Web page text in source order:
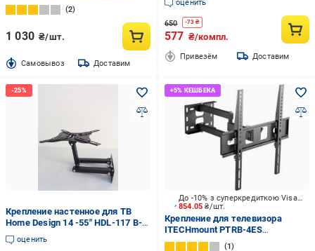
42"-90" черный
2
1 030 ₴/шт.
Cамовывоз Доставим
оценить
650 -73 ₴
577 ₴/компл.
Привезём Доставим
Крепление настенное для ТВ
Home Design 14 -55" HDL-117 B-2
(13054)
оценить
854.05₴/шт.
До -10% з суперкредиткою Visa Вигода
Крепление для телевизора
ITECHmount PTRB-4ES
поворотно-наклонные 38"-55"
1